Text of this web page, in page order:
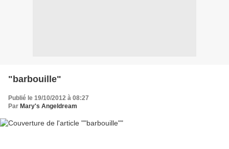
"barbouille"
Publié le 19/10/2012 à 08:27
Par Mary's Angeldream